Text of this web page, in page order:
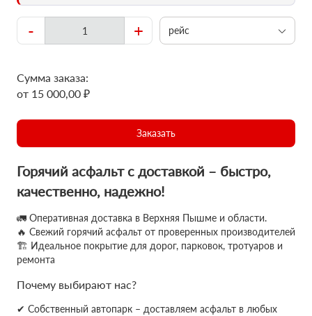
- + рейс
Сумма заказа:
от 15 000,00 ₽
Заказать
Горячий асфальт с доставкой – быстро,
качественно, надежно!
🚛 Оперативная доставка в Верхняя Пышме и области.
🔥 Свежий горячий асфальт от проверенных производителей
🏗 Идеальное покрытие для дорог, парковок, тротуаров и
ремонта
Почему выбирают нас?
✔ Собственный автопарк – доставляем асфальт в любых